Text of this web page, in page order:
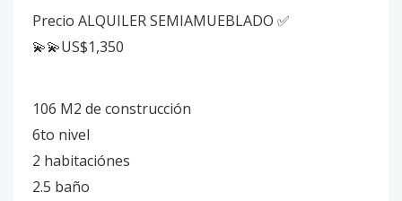
Precio ALQUILER SEMIAMUEBLADO ✅
💫💫US$1,350
106 M2 de construcción
6to nivel
2 habitaciónes
2.5 baño